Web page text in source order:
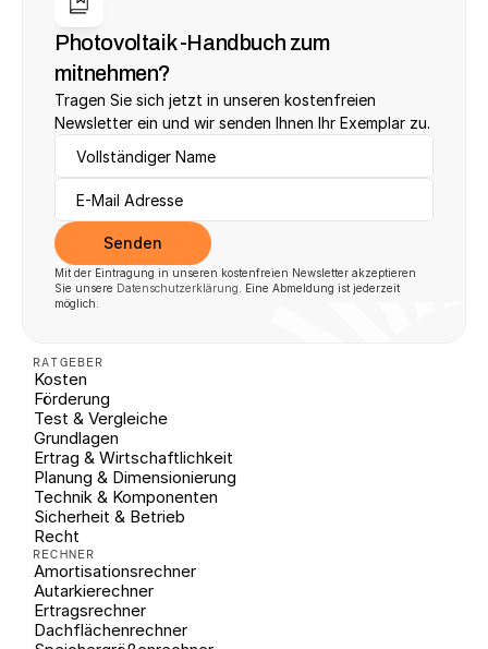
Photovoltaik -Handbuch zum
mitnehmen?
Tragen Sie sich jetzt in unseren kostenfreien
Newsletter ein und wir senden Ihnen Ihr Exemplar zu.
Senden
Mit der Eintragung in unseren kostenfreien Newsletter akzeptieren
Sie unsere Datenschutzerklärung . Eine Abmeldung ist jederzeit
möglich.
RATGEBER
Kosten
Förderung
Test & Vergleiche
Grundlagen
Ertrag & Wirtschaftlichkeit
Planung & Dimensionierung
Technik & Komponenten
Sicherheit & Betrieb
Recht
RECHNER
Amortisationsrechner
Autarkierechner
Ertragsrechner
Dachflächenrechner